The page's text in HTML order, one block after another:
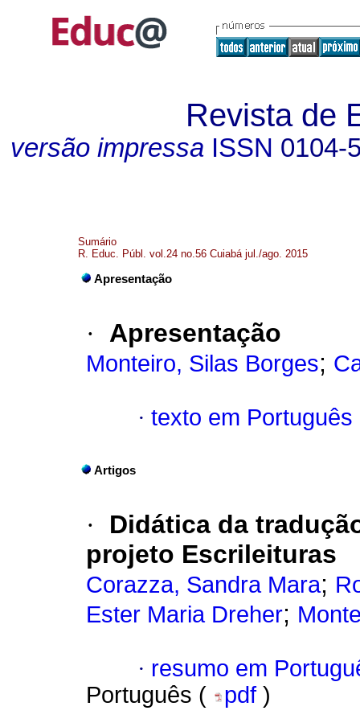
Revista de
versão impressa ISSN 0104-
Sumário
R. Educ. Públ. vol.24 no.56 Cuiabá jul./ago. 2015
Apresentação
· Apresentação
Monteiro, Silas Borges;
· texto em Português
Artigos
·
Didática da
projeto Escrileituras
Corazza, Sandra Mara;
Ester Maria Dreher;
· resumo em
Português (
pdf )